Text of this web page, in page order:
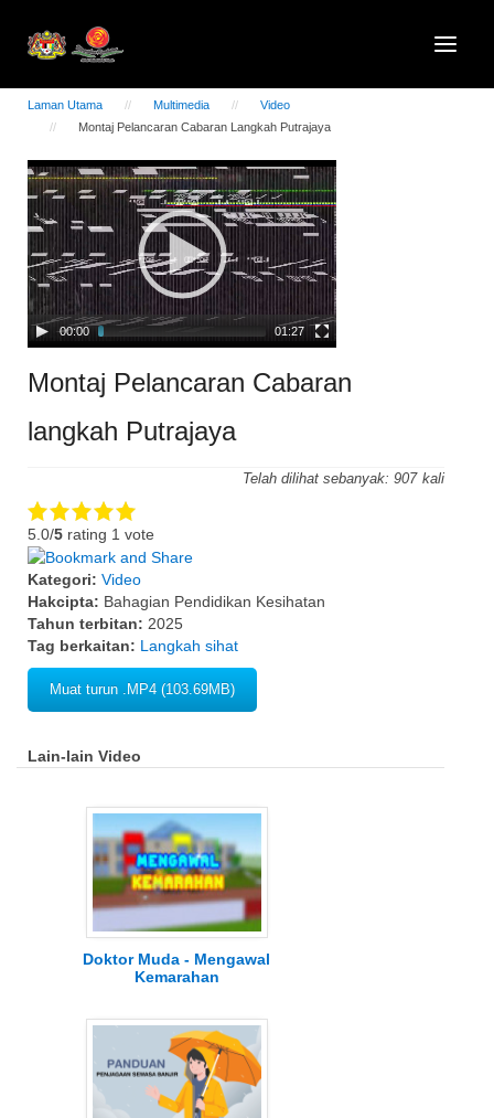
Laman Utama Multimedia
Video
Montaj Pelancaran Cabaran Langkah Putrajaya
Video
Player
00:00 01:27
Montaj Pelancaran Cabaran
langkah Putrajaya
Telah dilihat sebanyak: 907
5.0/5 rating 1 vote
Kategori: Video
Hakcipta: Bahagian Pendidikan Kesihatan
Tahun terbitan: 2025
Tag berkaitan: Langkah sihat
Muat turun .MP4 (103.69MB)
Lain-lain Video
Doktor Muda - Mengawal
Kemarahan